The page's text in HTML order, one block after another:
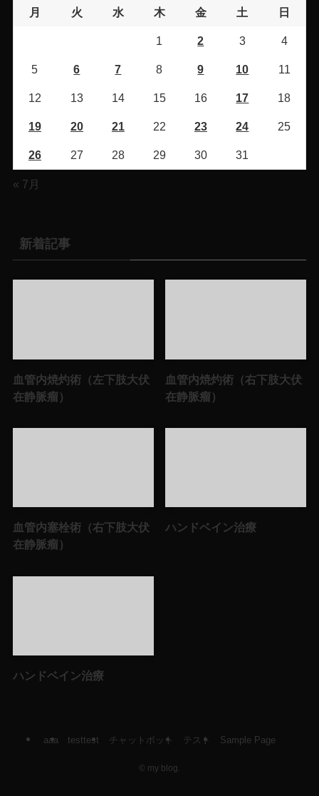
月 火 水 木 金 土 日
1 2 3 4
5 6 7 8 9 10 11
12 13 14 15 16 17 18
19 20 21 22 23 24 25
26 27 28 29 30 31
« 7月
新着記事
血管内焼灼術（左下肢大伏
在静脈瘤）
血管内焼灼術（右下肢大伏
在静脈瘤）
血管内塞栓術（右下肢大伏
在静脈瘤）
ハンドベイン治療
ハンドベイン治療
aaa testtest チャットボット テスト Sample Page
© my blog.